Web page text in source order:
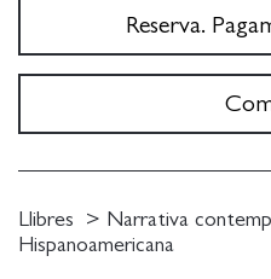
Reserva.
Llibres Narrativa
Hispanoamericana